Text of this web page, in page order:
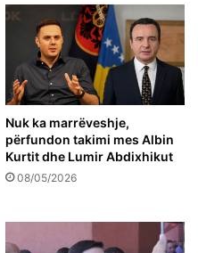
Nuk ka marrëveshje,
përfundon takimi mes Albin
Kurtit dhe Lumir Abdixhikut
08/05/2026